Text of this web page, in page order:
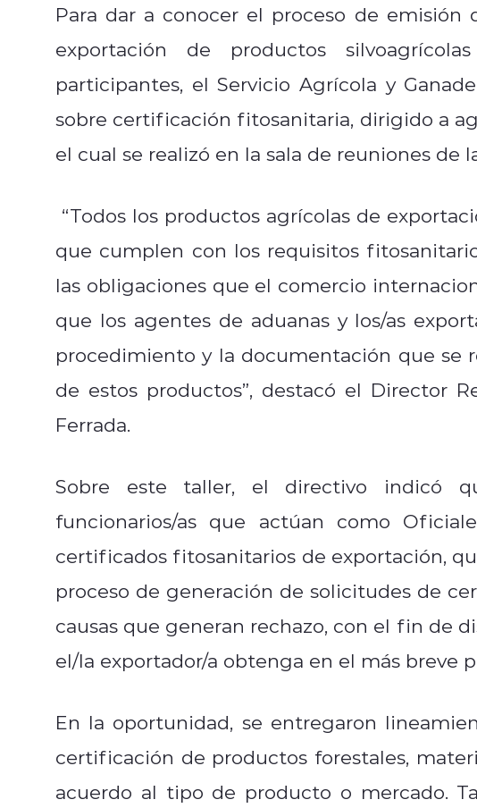
Para dar a conocer el proceso de
exportación de productos
participantes, el Servicio Agrícola y
sobre certificación fitosanitaria, dirigido a
el cual se realizó en la sala de reuniones de
“Todos los productos agrícolas de
que cumplen con los requisitos
las obligaciones que el comercio
que los agentes de aduanas y los/as
procedimiento y la documentación que se
de estos productos”, destacó el Director
Ferrada.
Sobre este taller, el directivo indicó
funcionarios/as que actúan como
certificados fitosanitarios de exportación,
proceso de generación de solicitudes de
causas que generan rechazo, con el fin de
el/la exportador/a obtenga en el más breve
En la oportunidad, se entregaron
certificación de productos forestales,
acuerdo al tipo de producto o mercado.